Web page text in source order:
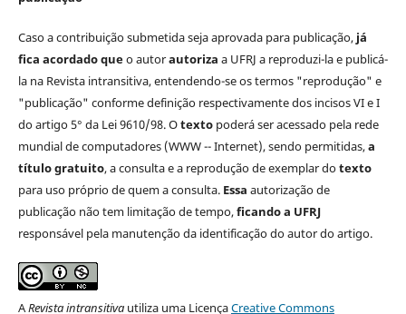
Caso a contribuição submetida seja aprovada para publicação, já
fica acordado queo autorautoriza a UFRJ a reproduzi-la e publicá-
la na Revista intransitiva, entendendo-se os termos "reprodução" e
"publicação" conforme definição respectivamente dos incisos VI e I
do artigo 5° da Lei 9610/98. Otexto poderá ser acessado pela rede
mundial de computadores (WWW -- Internet), sendo permitidas,a
título gratuito, a consulta e a reprodução de exemplar dotexto
para uso próprio de quem a consulta. Essa autorização de
publicação não tem limitação de tempo,ficando a UFRJ
responsável pela manutenção da identificação do autor do artigo.
ARevista intransitiva utiliza uma LicençaCreative Commons